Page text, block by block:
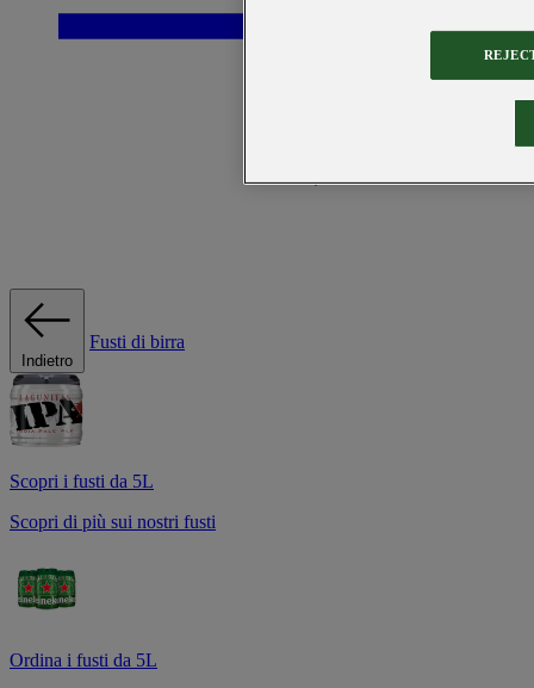
Indietro
Fusti di birra
Scopri i fusti da 5L
Scopri di più sui nostri fusti
Ordina i fusti da 5L